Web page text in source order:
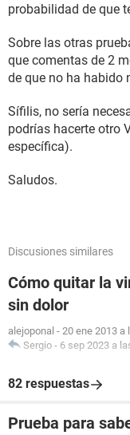
probabilidad de que
Sobre las otras
que comentas de 2
de que no ha habido
Sífilis, no sería
podrías hacerte otro
específica).
Saludos.
Discusiones similares
Cómo quitar la
sin dolor
alejoponal - 20 ene 2013 a
Sergio - 6 sep 2023 a
82 respuestas
Prueba para